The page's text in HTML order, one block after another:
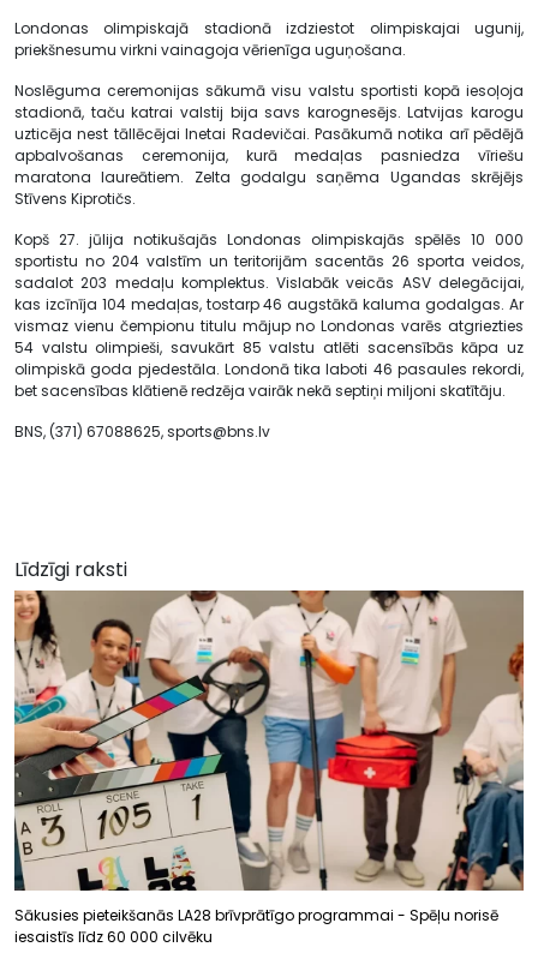
Londonas olimpiskajā stadionā izdziestot olimpiskajai ugunij,
priekšnesumu virkni vainagoja vērienīga uguņošana.
Noslēguma ceremonijas sākumā visu valstu sportisti kopā iesoļoja
stadionā, taču katrai valstij bija savs karognesējs. Latvijas karogu
uzticēja nest tāllēcējai Inetai Radevičai. Pasākumā notika arī pēdējā
apbalvošanas ceremonija, kurā medaļas pasniedza vīriešu
maratona laureātiem. Zelta godalgu saņēma Ugandas skrējējs
Stīvens Kiprotičs.
Kopš 27. jūlija notikušajās Londonas olimpiskajās spēlēs 10 000
sportistu no 204 valstīm un teritorijām sacentās 26 sporta veidos,
sadalot 203 medaļu komplektus. Vislabāk veicās ASV delegācijai,
kas izcīnīja 104 medaļas, tostarp 46 augstākā kaluma godalgas. Ar
vismaz vienu čempionu titulu mājup no Londonas varēs atgriezties
54 valstu olimpieši, savukārt 85 valstu atlēti sacensībās kāpa uz
olimpiskā goda pjedestāla. Londonā tika laboti 46 pasaules rekordi,
bet sacensības klātienē redzēja vairāk nekā septiņi miljoni skatītāju.
BNS, (371) 67088625,sports@bns.lv
Līdzīgi raksti
Sākusies pieteikšanās LA28 brīvprātīgo programmai - Spēļu norisē
iesaistīs līdz 60 000 cilvēku